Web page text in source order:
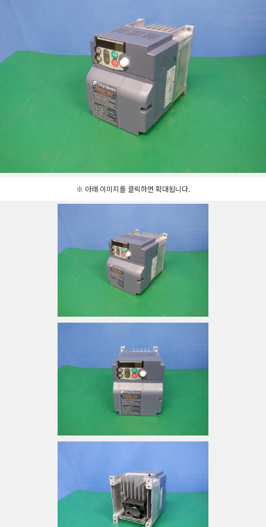
※ 아래 이미지를 클릭하면 확대됩니다.